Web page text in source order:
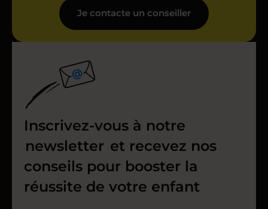
Je contacte un conseiller
Inscrivez-vous à notre
newsletter et recevez nos
conseils pour booster la
réussite de votre enfant